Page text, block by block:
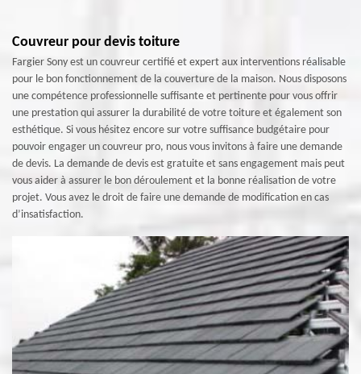
Couvreur pour devis toiture
Fargier Sony est un couvreur certifié et expert aux interventions réalisable
pour le bon fonctionnement de la couverture de la maison. Nous disposons
une compétence professionnelle suffisante et pertinente pour vous offrir
une prestation qui assurer la durabilité de votre toiture et également son
esthétique. Si vous hésitez encore sur votre suffisance budgétaire pour
pouvoir engager un couvreur pro, nous vous invitons à faire une demande
de devis. La demande de devis est gratuite et sans engagement mais peut
vous aider à assurer le bon déroulement et la bonne réalisation de votre
projet. Vous avez le droit de faire une demande de modification en cas
d’insatisfaction.